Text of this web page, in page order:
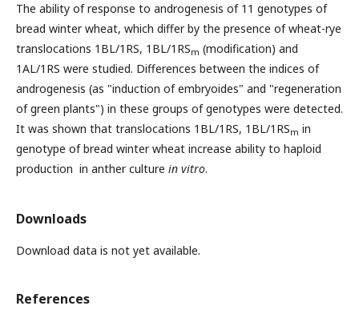
The ability of response to androgenesis of 11 genotypes of
bread winter wheat, which differ by the presence of wheat-rye
translocations 1BL/1RS, 1BL/1RSm (modification) and
1AL/1RS were studied. Differences between the indices of
androgenesis (as "induction of embryoides" and "regeneration
of green plants") in these groups of genotypes were detected.
It was shown that translocations 1BL/1RS, 1BL/1RSm in
genotype of bread winter wheat increase ability to haploid
production in anther culture in vitro.
Downloads
Download data is not yet available.
References